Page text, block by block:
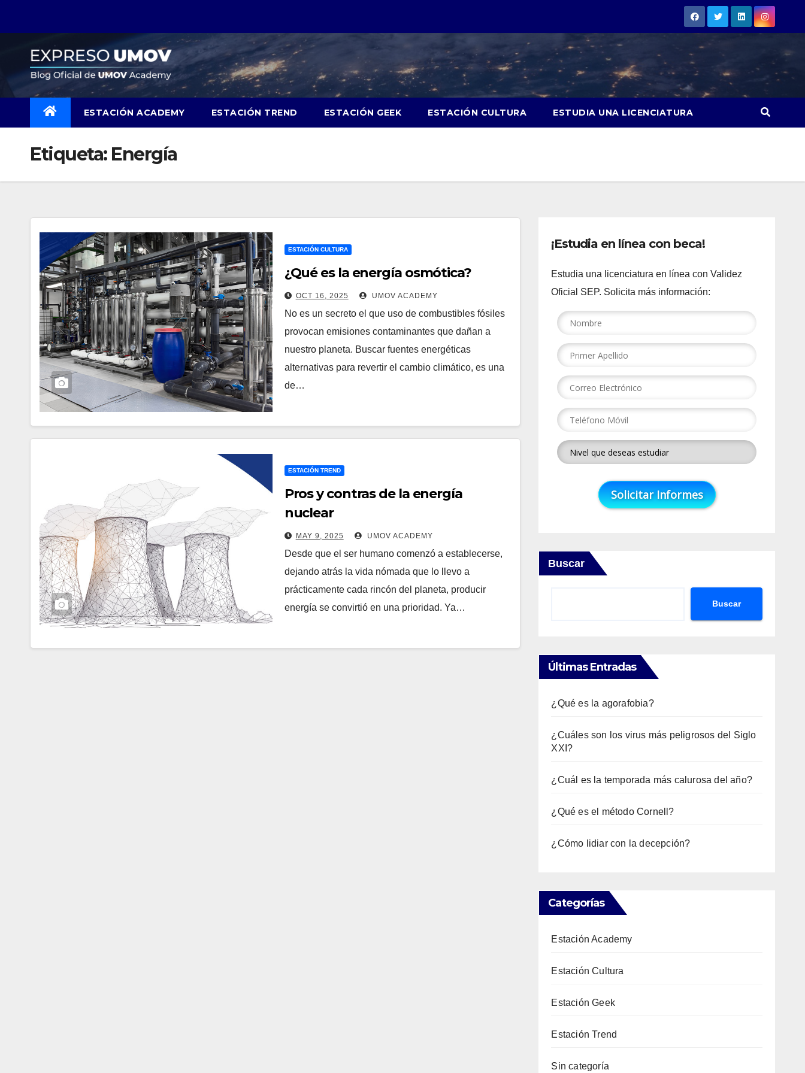
ESTACIÓN ACADEMY ESTACIÓN TREND ESTACIÓN GEEK ESTACIÓN CULTURA ESTUDIA UNA LICENCIATURA
Etiqueta: Energía
ESTACIÓN CULTURA
¿Qué es la energía osmótica?
OCT 16, 2025 UMOV ACADEMY
No es un secreto el que uso de combustibles fósiles
provocan emisiones contaminantes que dañan a
nuestro planeta. Buscar fuentes energéticas
alternativas para revertir el cambio climático, es una
de…
ESTACIÓN TREND
Pros y contras de la energía
nuclear
MAY 9, 2025 UMOV ACADEMY
Desde que el ser humano comenzó a establecerse,
dejando atrás la vida nómada que lo llevo a
prácticamente cada rincón del planeta, producir
energía se convirtió en una prioridad. Ya…
¡Estudia en línea con beca!
Estudia una licenciatura en línea con Validez
Oficial SEP. Solicita más información:
Buscar
Buscar
Últimas Entradas
¿Qué es la agorafobia?
¿Cuáles son los virus más peligrosos del Siglo
XXI?
¿Cuál es la temporada más calurosa del año?
¿Qué es el método Cornell?
¿Cómo lidiar con la decepción?
Categorías
Estación Academy
Estación Cultura
Estación Geek
Estación Trend
Sin categoría